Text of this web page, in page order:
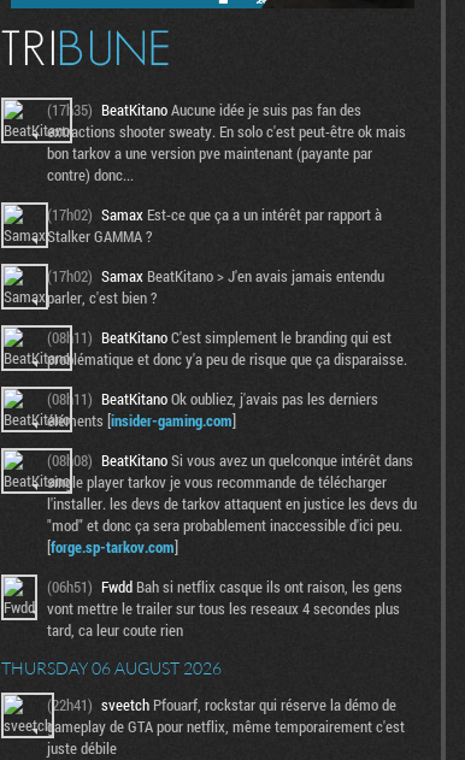
(17h35) BeatKitanoAucune idée je suis pas fan des
extractions shooter sweaty. En solo c'est peut-être ok mais
bon tarkov a une version pve maintenant (payante par
contre) donc...
(17h02) Samax Est-ce que ça a un intérêt par rapport à
Stalker GAMMA ?
(17h02) Samax BeatKitano > J'en avais jamais entendu
parler, c'est bien ?
(08h11) BeatKitanoC'est simplement le branding qui est
problématique et donc y'a peu de risque que ça disparaisse.
(08h11) BeatKitanoOk oubliez, j'avais pas les derniers
éléments [insider-gaming.com]
(08h08) BeatKitanoSi vous avez un quelconque intérêt dans
single player tarkov je vous recommande de télécharger
l'installer. les devs de tarkov attaquent en justice les devs du
"mod" et donc ça sera probablement inaccessible d'ici peu.
[forge.sp-tarkov.com]
(06h51) Fwdd Bah si netflix casque ils ont raison, les gens
vont mettre le trailer sur tous les reseaux 4 secondes plus
tard, ca leur coute rien
THURSDAY 06 AUGUST 2026
(22h41) sveetch Pfouarf, rockstar qui réserve la démo de
gameplay de GTA pour netflix, même temporairement c'est
juste débile